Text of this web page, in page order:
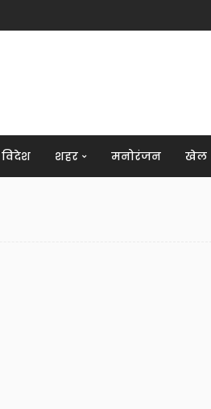
विदेश शहर मनोरंजन खेल